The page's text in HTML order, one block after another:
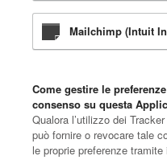
Mailchimp (Intuit
Come gestire le
consenso su questa
Qualora l’utilizzo dei
può fornire o revocare tale
le proprie preferenze